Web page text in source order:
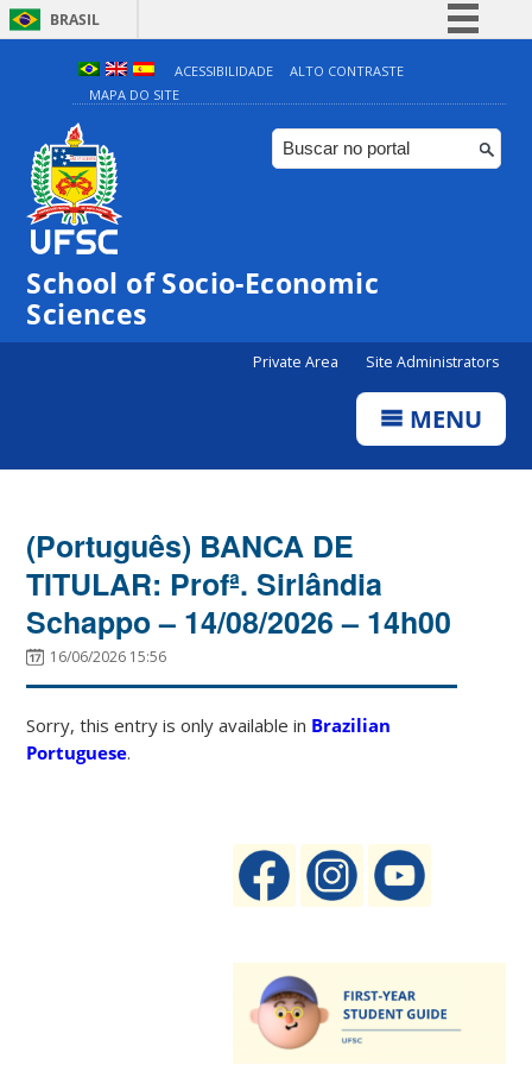
BRASIL
Simplifique!
Comunica BR
Participe
ACESSIBILIDADE
ALTO CONTRASTE
MAPA DO SITE
School of Socio-Economic
Sciences
Private Area Site Administrators
MENU
(Português) BANCA DE
TITULAR: Profª. Sirlândia
Schappo – 14/08/2026 – 14h00
16/06/2026 15:56
Sorry, this entry is only available in Brazilian
Portuguese.